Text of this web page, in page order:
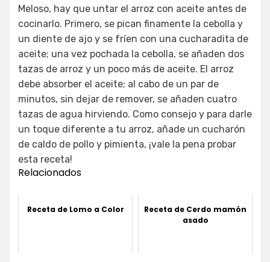
Meloso, hay que untar el arroz con aceite antes de
cocinarlo. Primero, se pican finamente la cebolla y
un diente de ajo y se fríen con una cucharadita de
aceite; una vez pochada la cebolla, se añaden dos
tazas de arroz y un poco más de aceite. El arroz
debe absorber el aceite; al cabo de un par de
minutos, sin dejar de remover, se añaden cuatro
tazas de agua hirviendo. Como consejo y para darle
un toque diferente a tu arroz, añade un cucharón
de caldo de pollo y pimienta, ¡vale la pena probar
esta receta!
Relacionados
Receta de Lomo a Color
Receta de Cerdo mamón
asado